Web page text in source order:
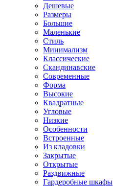
Дешевые
Размеры
Большие
Маленькие
Стиль
Минимализм
Классические
Скандинавские
Современные
Форма
Высокие
Квадратные
Угловые
Низкие
Особенности
Встроенные
Из кладовки
Закрытые
Открытые
Раздвижные
Гардеробные шкафы